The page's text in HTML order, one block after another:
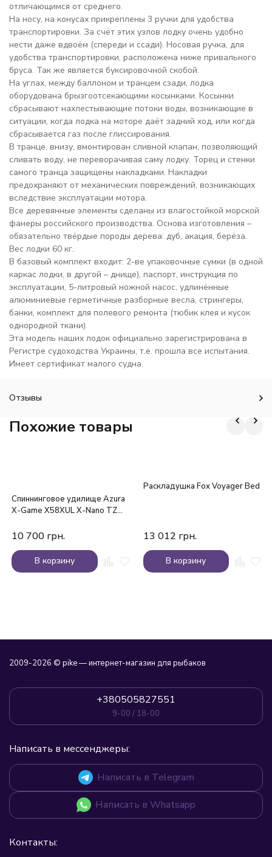
отличающимся от среднего.
На носу, на конусах прикреплены 3 ручки для удобства
транспортировки. За счёт этих узлов лодку очень удобно
нести даже вдвоём (спереди и ссади). Носовая ручка, для
удобства транспортировки, расположена ниже привального
бруса. Так же является буксировочной скобой.
На углах, между баллоном и транцем сзади, лодка
оборудована брызгоотсекающими косынками. Косынки
сбрасывают нахлестывающие потоки воды, возникающие в
ситуации, когда лодка на моторе даёт задний ход, или когда
сбрасывается газ после глиссирования.
В транце, внизу, вмонтирован сливной клапан, позволяющий
сливать воду, не переворачивая саму лодку. Торец и стенки
самого транца защищены накладками. Накладки
предохраняют от механических повреждений, возникающих
вследствие эксплуатации мотора.
Все деревянные элементы сделаны из влагостойкой морской
фанеры российского производства. Основа изготовления –
обязательно твёрдые породы дерева: дуб, акация, берёза.
Вес лодки 60 кг.
В базовый комплект входит: 2-ве упаковочные сумки (в одной
каркас лодки, в другой – днище), паспорт, инструкция по
эксплуатации, 5-литровый ножной насос, удлинённые
алюминиевые герметичные разборные весла, стрингеры,
банки, комплект для полевого ремонта (тюбик клея и кусок
однородной ткани).
Эта модель наших лодок официально зарегистрирована в
Регистре судоходства Украины, т.е. прошла все испытания.
Имеет сертификат малого судна.
Отзывы
Похожие товары
Спиннинговое удилище Azura
X-Game X58XUL X-Nano TZ
10 700 грн.
В корзину
Раскладушка Fox Voyager Bed
13 012 грн.
В корзину
2009-2026 © pike — интернет-магазин для рыбаков
+380505827551
9-00 / 18-00
Написать в мессенджеры:
Написать в Telegram
Написать в Whatsapp
Контакты: